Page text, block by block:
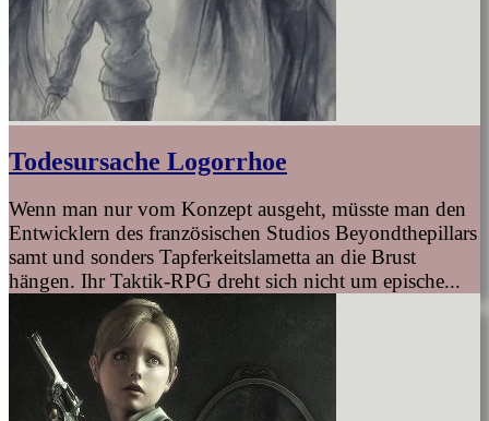
Todesursache Logorrhoe
Wenn man nur vom Konzept ausgeht, müsste man den
Entwicklern des französischen Studios Beyondthepillars
samt und sonders Tapferkeitslametta an die Brust
hängen. Ihr Taktik-RPG dreht sich nicht um epische...